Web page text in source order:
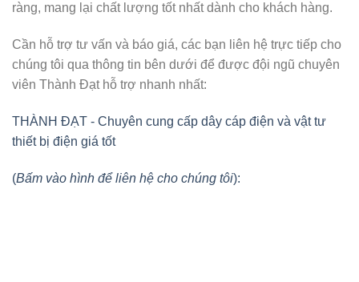
ràng, mang lại chất lượng tốt nhất dành cho khách hàng.
Cần hỗ trợ tư vấn và báo giá, các bạn liên hệ trực tiếp cho
chúng tôi qua thông tin bên dưới để được đội ngũ chuyên
viên Thành Đạt hỗ trợ nhanh nhất:
THÀNH ĐẠT - Chuyên cung cấp dây cáp điện và vật tư
thiết bị điện giá tốt
(Bấm vào hình để liên hệ cho chúng tôi):